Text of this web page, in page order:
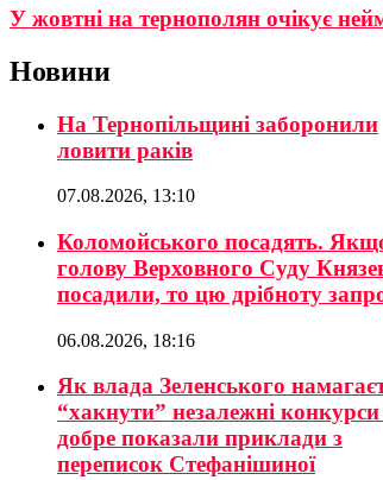
У жовтні на тернополян очікує
Новини
На Тернопільщині заборонили
ловити раків
07.08.2026, 13:10
Коломойського посадять.
голову Верховного Суду
посадили, то цю дрібноту
06.08.2026, 18:16
Як влада Зеленського
“хакнути” незалежні
добре показали приклади з
переписок Стефанішиної